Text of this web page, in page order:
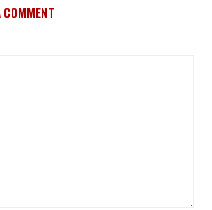
COMMENT